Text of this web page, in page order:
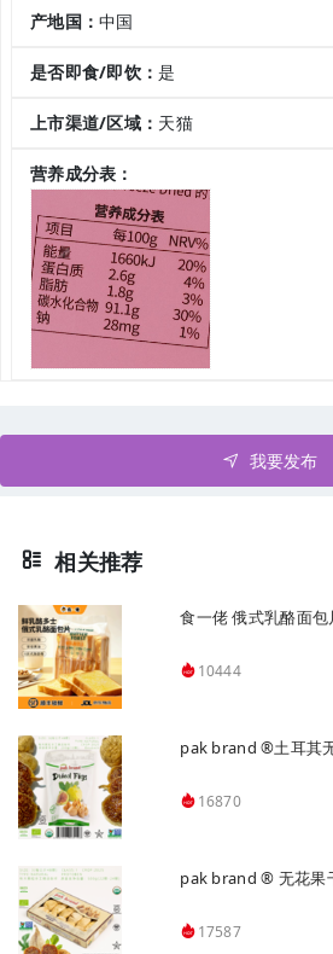
产地国：中国
是否即食/即饮：是
上市渠道/区域： 天猫
营养成分表：
我要发布
相关推荐
食一佬 俄式乳酪面
10444
pak brand ®土耳其
16870
pak brand ® 无花果
17587